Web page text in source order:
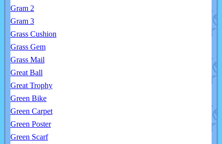
Gram 2
Gram 3
Grass Cushion
Grass Gem
Grass Mail
Great Ball
Great Trophy
Green Bike
Green Carpet
Green Poster
Green Scarf